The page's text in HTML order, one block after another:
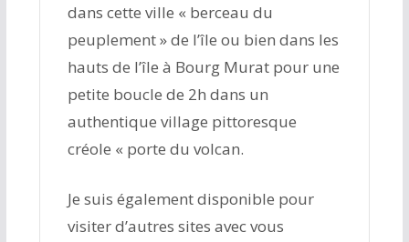
dans cette ville « berceau du
peuplement » de l’île ou bien dans les
hauts de l’île à Bourg Murat pour une
petite boucle de 2h dans un
authentique village pittoresque
créole « porte du volcan.
Je suis également disponible pour
visiter d’autres sites avec vous